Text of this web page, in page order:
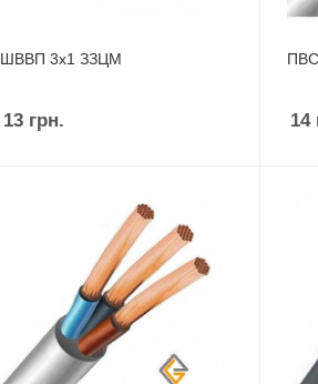
ШВВП 3х1 ЗЗЦМ
13грн. 14